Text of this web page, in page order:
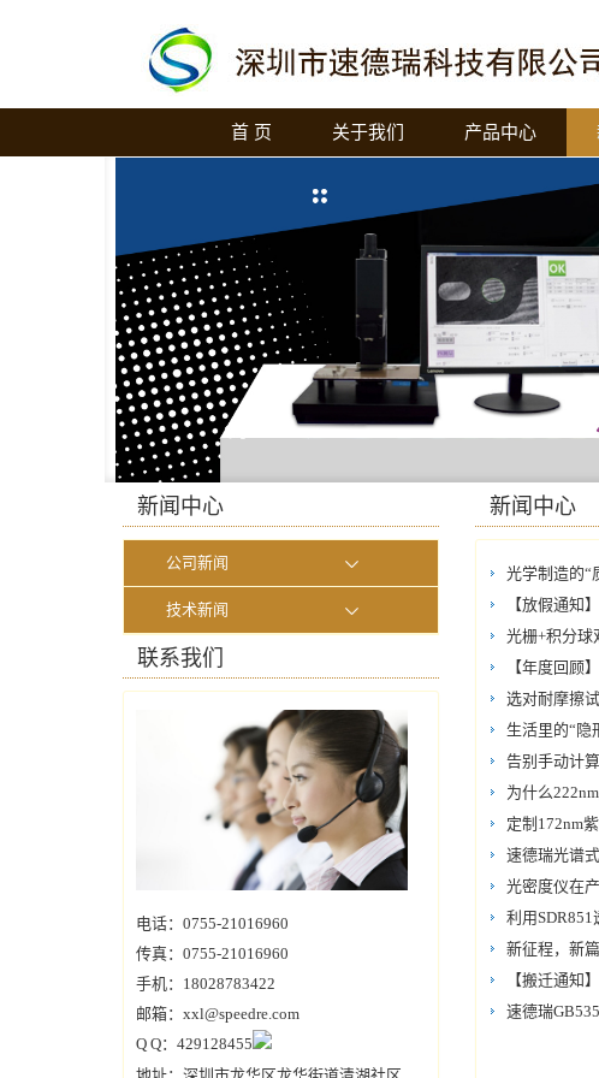
首 页 关于我们 产品中心
新闻中心
公司新闻
技术新闻
联系我们
电话：0755-21016960
传真：0755-21016960
手机：18028783422
邮箱：xxl@speedre.com
Q Q：429128455
新闻中心
光学制造的“
【放假通知
光栅+积分球
【年度回顾
选对耐摩擦
生活里的“隐
告别手动计
为什么
定制172nm
速德瑞光谱
光密度仪在
利用
新征程，新
【搬迁通知
速德瑞